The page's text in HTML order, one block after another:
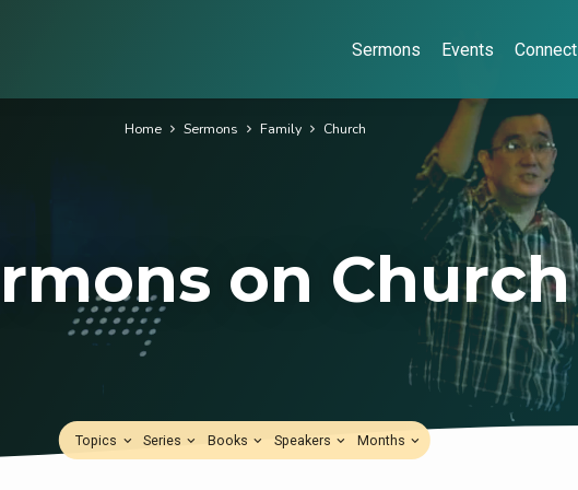
Sermons Events Connect
on Church
Home Sermons Family Church
Topics Series Books Speakers Months